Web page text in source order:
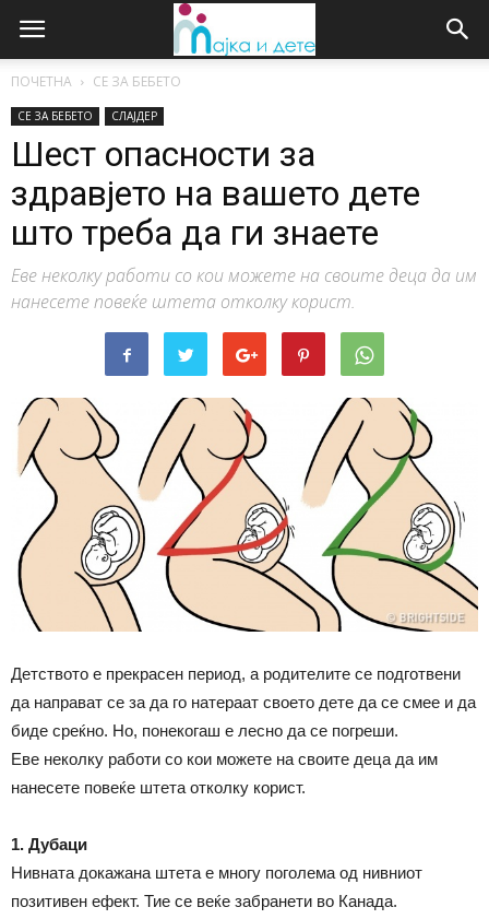
ПОЧЕТНА СЕ ЗА БЕБЕТО
СЕ ЗА БЕБЕТО СЛАЈДЕР
Шест опасности за
здравјето на вашето дете
што треба да ги знаете
Еве неколку работи со кои можете на своите деца да им
нанесете повеќе штета отколку корист.
Детството е прекрасен период, а родителите се подготвени
да направат се за да го натераат своето дете да се смее и да
биде среќно. Но, понекогаш е лесно да се погреши.
Еве неколку работи со кои можете на своите деца да им
нанесете повеќе штета отколку корист.
1. Дубаци
Нивната докажана штета е многу поголема од нивниот
позитивен ефект. Тие се веќе забранети во Канада.